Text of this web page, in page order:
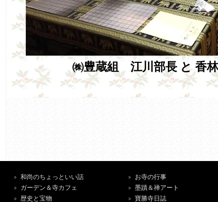
㈱豊蔵組 江川部長 と 香
和尚のちょっといい話
ガーデン＆寺カフェ
歴史と宝物
お寺の行事
墨蹟＆禅アート
寶勝寺日誌